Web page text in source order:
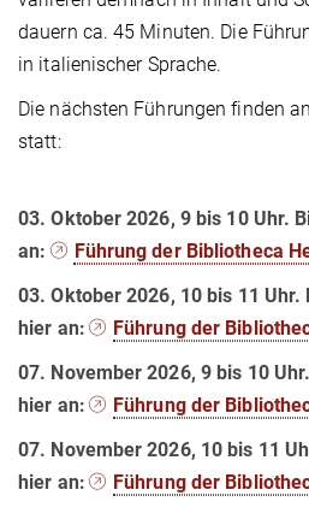
dauern ca. 45 Minuten. Die
in italienischer Sprache.
Die nächsten Führungen finden
statt:
03. Oktober 2026, 9 bis 10 Uhr.
an:
Führung der Bibliotheca
03. Oktober 2026, 10 bis 11 Uhr.
hier an:
Führung der
07. November 2026, 9 bis 10
hier an:
Führung der
07. November 2026, 10 bis 11
hier an:
Führung der